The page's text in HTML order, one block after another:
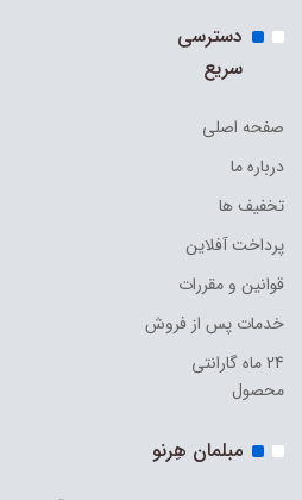
دسترسی
سریع
صفحه اصلی
درباره ما
تخفیف ها
پرداخت آفلاین
قوانین و مقررات
خدمات پس از فروش
24 ماه گارانتی
محصول
مبلمان هِرنو